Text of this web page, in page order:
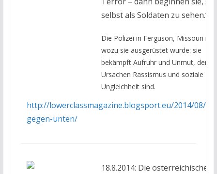
selbst als Soldaten zu sehen.“
Die Polizei in Ferguson, Missouri
wozu sie ausgerüstet wurde: sie
bekämpft Aufruhr und Unmut, deren
Ursachen Rassismus und soziale
Ungleichheit sind.
http://lowerclassmagazine.blogsport.eu/2014/08/
gegen-unten/
18.8.2014: Die österreichische